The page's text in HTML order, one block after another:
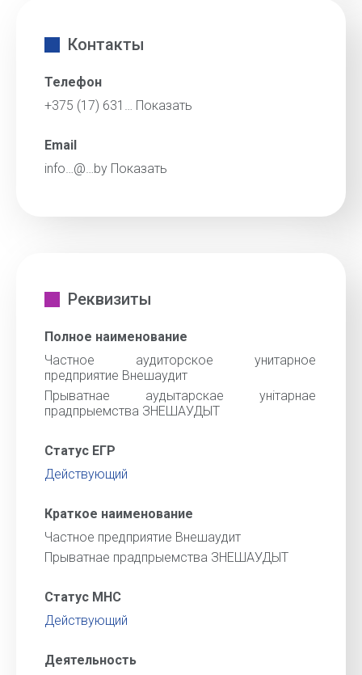
Контакты
Телефон
+375 (17) 631… Показать
Email
info…@…by Показать
Реквизиты
Полное наименование
Частное аудиторское унитарное
предприятие Внешаудит
Прыватнае аудытарскае унiтарнае
прадпрыемства ЗНЕШАУДЫТ
Статус ЕГР
Действующий
Краткое наименование
Частное предприятие Внешаудит
Прыватнае прадпрыемства ЗНЕШАУДЫТ
Статус МНС
Действующий
Деятельность